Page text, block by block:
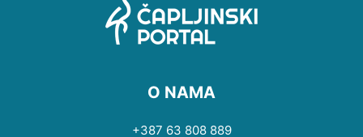
O NAMA
+387 63 808 889